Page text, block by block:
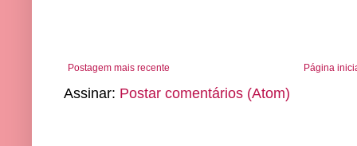
Postagem mais recente Página
Assinar: Postar comentários (Atom)